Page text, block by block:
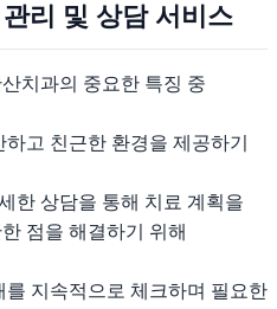
리 및 상담 서비스
치과의 중요한 특징 중
고 친근한 환경을 제공하기
한 상담을 통해 치료 계획을
점을 해결하기 위해
지속적으로 체크하며 필요한